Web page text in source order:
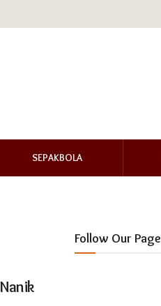
SEPAKBOLA
Follow Our Page